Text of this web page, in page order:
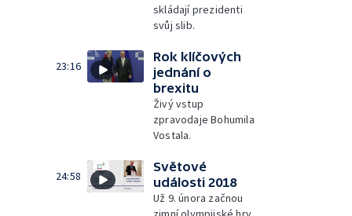
skládají prezidenti
svůj slib.
23:16
Rok klíčových
jednání o
brexitu
Živý vstup
zpravodaje Bohumila
Vostala.
24:58
Světové
události 2018
Už 9. února začnou